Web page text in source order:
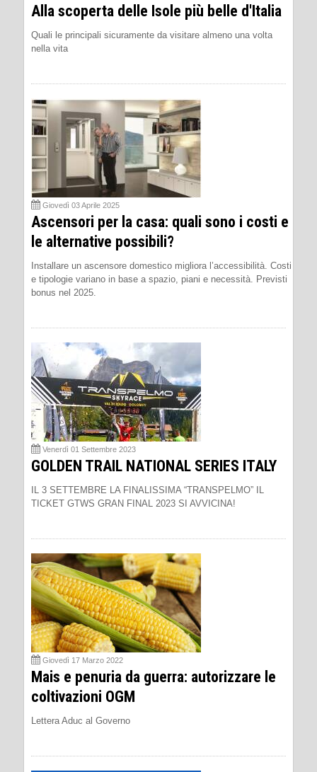
Alla scoperta delle Isole più belle d'Italia
Quali le principali sicuramente da visitare almeno una volta
nella vita
Giovedì 03 Aprile 2025
Ascensori per la casa: quali sono i costi e
le alternative possibili?
Installare un ascensore domestico migliora l’accessibilità. Costi
e tipologie variano in base a spazio, piani e necessità. Previsti
bonus nel 2025.
Venerdì 01 Settembre 2023
GOLDEN TRAIL NATIONAL SERIES ITALY
IL 3 SETTEMBRE LA FINALISSIMA “TRANSPELMO” IL
TICKET GTWS GRAN FINAL 2023 SI AVVICINA!
Giovedì 17 Marzo 2022
Mais e penuria da guerra: autorizzare le
coltivazioni OGM
Lettera Aduc al Governo